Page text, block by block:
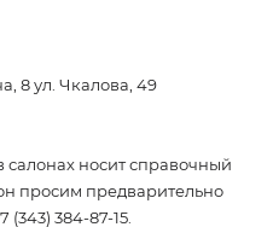
8 ул. Чкалова, 49
носит справочный
просим предварительно
(343) 384-87-15.